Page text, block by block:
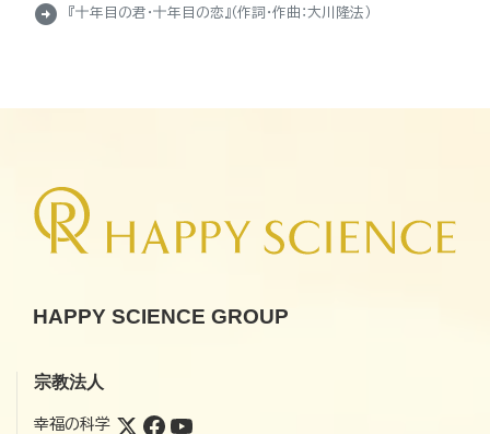
arrow_circle_right 『十年目の君・十年目の恋』（作詞・作曲：大川隆法）
HAPPY SCIENCE GROUP
宗教法人
幸福の科学